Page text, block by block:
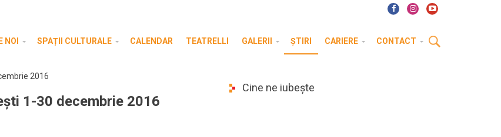
NOI SPAȚII CULTURALE CALENDAR TEATRELLI GALERII ȘTIRI CARIERE CONTACT
2016
1-30 decembrie 2016
Cine ne iubește